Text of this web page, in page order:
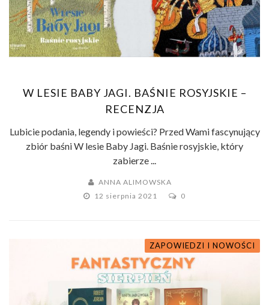
W LESIE BABY JAGI. BAŚNIE ROSYJSKIE –
RECENZJA
Lubicie podania, legendy i powieści? Przed Wami fascynujący
zbiór baśni W lesie Baby Jagi. Baśnie rosyjskie, który
zabierze ...
ANNA ALIMOWSKA
12 sierpnia 2021
0
ZAPOWIEDZI I NOWOŚCI